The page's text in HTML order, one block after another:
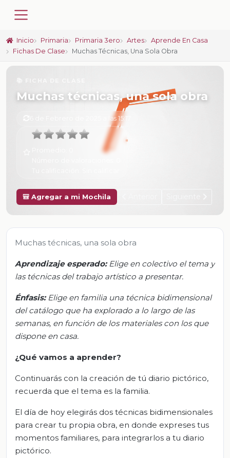
Inicio Primaria Primaria 3ero Artes
Aprende En Casa
Fichas De Clase
Muchas Técnicas, Una Sola Obra
Muchas técnicas, una sola obra
6 de Febrero de 2025 a las 15:17
🎒 Agregar a mi Mochila
Muchas técnicas, una sola obra
Aprendizaje esperado:Elige en colectivo el tema y
las técnicas del trabajo artístico a presentar.
Énfasis:Elige en familia una técnica bidimensional
del catálogo que ha explorado a lo largo de las
semanas, en función de los materiales con los que
dispone en casa.
¿Qué vamos a aprender?
Continuarás con la creación de tú diario pictórico,
recuerda que el tema es la familia.
El día de hoy elegirás dos técnicas bidimensionales
para crear tu propia obra, en donde expreses tus
momentos familiares, para integrarlos a tu diario
pictórico.